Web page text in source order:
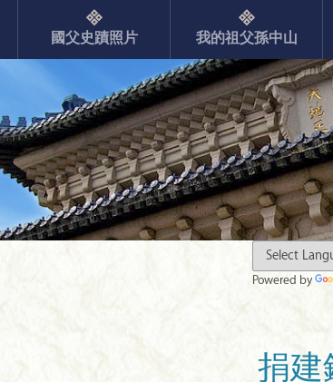
國父史蹟照片 我的祖父孫中山
Powered by
捐建